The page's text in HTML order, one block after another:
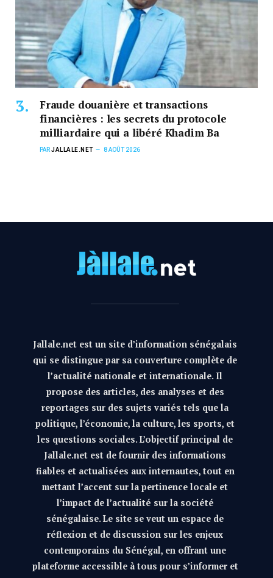
Fraude douanière et transactions
financières : les secrets du protocole
milliardaire qui a libéré Khadim Ba
PARJALLALE.NET 8 AOÛT 2026
Jallale.net est un site d’information sénégalais
qui se distingue par sa couverture complète de
l’actualité nationale et internationale. Il
propose des articles, des analyses et des
reportages sur des sujets variés tels que la
politique, l’économie, la culture, les sports, et
les questions sociales. L’objectif principal de
Jallale.net est de fournir des informations
fiables et actualisées aux internautes, tout en
mettant l’accent sur la pertinence locale et
l’impact de l’actualité sur la société
sénégalaise. Le site se veut un espace de
réflexion et de discussion sur les enjeux
contemporains du Sénégal, en offrant une
plateforme accessible à tous pour s’informer et